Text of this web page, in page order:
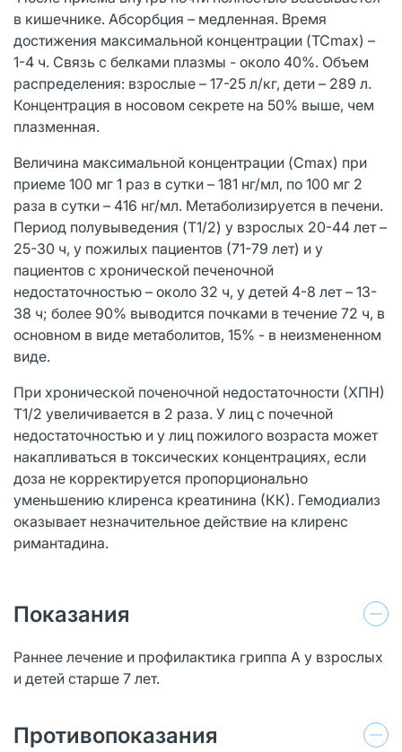
в кишечнике. Абсорбция – медленная. Время
достижения максимальной концентрации (TCmax) –
1-4 ч. Связь с белками плазмы - около 40%. Объем
распределения: взрослые – 17-25 л/кг, дети – 289 л.
Концентрация в носовом секрете на 50% выше, чем
плазменная.
Величина максимальной концентрации (Cmax) при
приеме 100 мг 1 раз в сутки – 181 нг/мл, по 100 мг 2
раза в сутки – 416 нг/мл. Метаболизируется в печени.
Период полувыведения (T1/2) у взрослых 20-44 лет –
25-30 ч, у пожилых пациентов (71-79 лет) и у
пациентов с хронической печеночной
недостаточностью – около 32 ч, у детей 4-8 лет – 13-
38 ч; более 90% выводится почками в течение 72 ч, в
основном в виде метаболитов, 15% - в неизмененном
виде.
При хронической поченочной недостаточности (ХПН)
T1/2 увеличивается в 2 раза. У лиц с почечной
недостаточностью и у лиц пожилого возраста может
накапливаться в токсических концентрациях, если
доза не корректируется пропорционально
уменьшению клиренса креатинина (КК). Гемодиализ
оказывает незначительное действие на клиренс
римантадина.
Показания
Раннее лечение и профилактика гриппа А у взрослых
и детей старше 7 лет.
Противопоказания